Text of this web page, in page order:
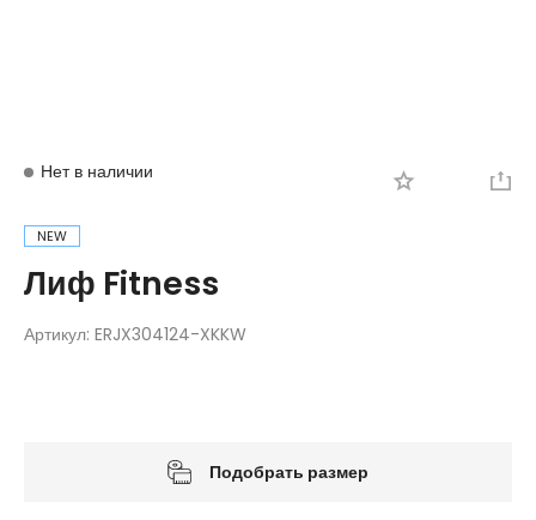
Нет в наличии
NEW
Лиф Fitness
Артикул: ERJX304124-XKKW
Подобрать размер